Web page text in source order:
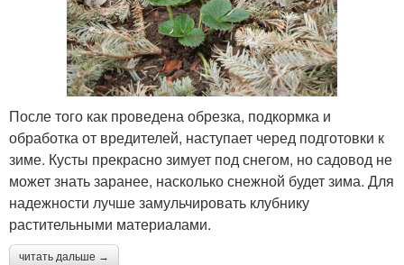
После того как проведена обрезка, подкормка и
обработка от вредителей, наступает черед подготовки к
зиме. Кусты прекрасно зимует под снегом, но садовод не
может знать заранее, насколько снежной будет зима. Для
надежности лучше замульчировать клубнику
растительными материалами.
читать дальше →